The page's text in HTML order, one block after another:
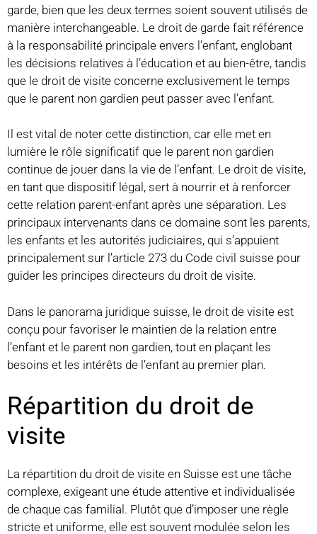
garde, bien que les deux termes soient souvent utilisés de
manière interchangeable. Le droit de garde fait référence
à la responsabilité principale envers l’enfant, englobant
les décisions relatives à l’éducation et au bien-être, tandis
que le droit de visite concerne exclusivement le temps
que le parent non gardien peut passer avec l’enfant.
Il est vital de noter cette distinction, car elle met en
lumière le rôle significatif que le parent non gardien
continue de jouer dans la vie de l’enfant. Le droit de visite,
en tant que dispositif légal, sert à nourrir et à renforcer
cette relation parent-enfant après une séparation. Les
principaux intervenants dans ce domaine sont les parents,
les enfants et les autorités judiciaires, qui s’appuient
principalement sur l’article 273 du Code civil suisse pour
guider les principes directeurs du droit de visite.
Dans le panorama juridique suisse, le droit de visite est
conçu pour favoriser le maintien de la relation entre
l’enfant et le parent non gardien, tout en plaçant les
besoins et les intérêts de l’enfant au premier plan.
Répartition du droit de
visite
La répartition du droit de visite en Suisse est une tâche
complexe, exigeant une étude attentive et individualisée
de chaque cas familial. Plutôt que d’imposer une règle
stricte et uniforme, elle est souvent modulée selon les